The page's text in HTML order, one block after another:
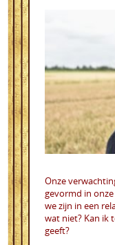
Onze
gevormd in
we zijn in een
wat niet? Kan ik
geeft?